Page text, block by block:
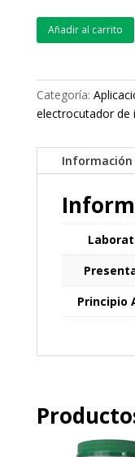
Añadir al carrito
Categoría:
electrocutador de
Principio